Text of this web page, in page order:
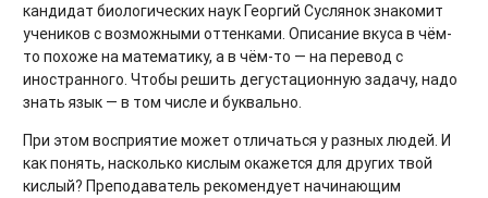
кандидат биологических наук Георгий Суслянок знакомит
учеников с возможными оттенками. Описание вкуса в чём-
то похоже на математику, а в чём-то — на перевод с
иностранного. Чтобы решить дегустационную задачу, надо
знать язык — в том числе и буквально.
При этом восприятие может отличаться у разных людей. И
как понять, насколько кислым окажется для других твой
кислый? Преподаватель рекомендует начинающим